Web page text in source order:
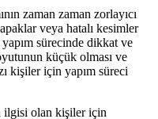
zaman zaman zorlayıcı
veya hatalı kesimler
sürecinde dikkat ve
küçük olması ve
kişiler için yapım süreci
ilgisi olan kişiler için